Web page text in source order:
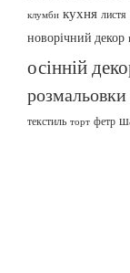
клумби кухня листя
новорічний декор
осінній
розмальовки
текстиль торт фетр